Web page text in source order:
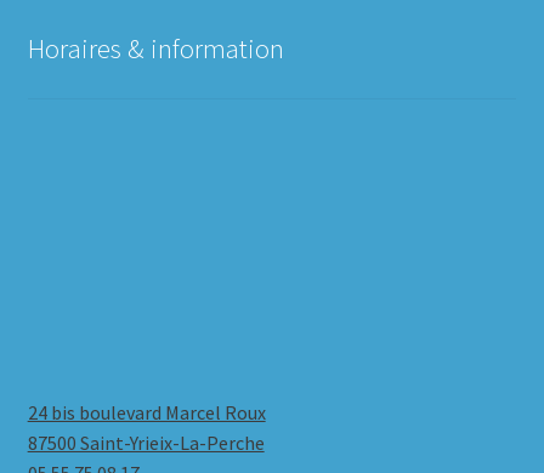
Horaires & information
24 bis boulevard Marcel Roux
87500 Saint-Yrieix-La-Perche